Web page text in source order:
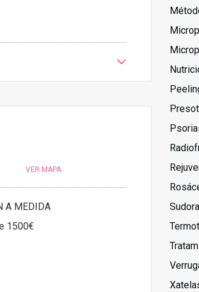
VER MAPA
A MEDIDA
1500€